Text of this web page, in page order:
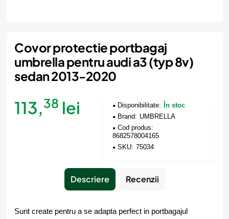
Covor protectie portbagaj
umbrella pentru audi a3 (typ 8v)
sedan 2013-2020
113,38 lei Disponibilitate:
În stoc
Brand: UMBRELLA
Cod produs:
8682578004165
SKU: 75034
Descriere Recenzii
Sunt create pentru a se adapta perfect in portbagajul